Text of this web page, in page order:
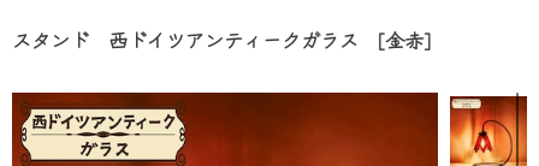
スタンド 西ドイツアンティークガラス [金赤]